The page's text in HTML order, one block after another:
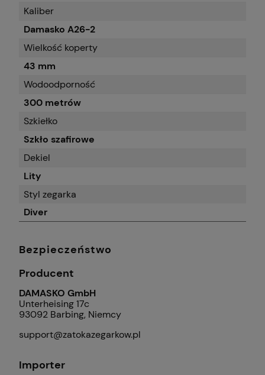
Kaliber
Damasko A26-2
Wielkość koperty
43 mm
Wodoodporność
300 metrów
Szkiełko
Szkło szafirowe
Dekiel
Lity
Styl zegarka
Diver
Bezpieczeństwo
Producent
DAMASKO GmbH
Unterheising 17c
93092 Barbing, Niemcy
support@zatokazegarkow.pl
Importer